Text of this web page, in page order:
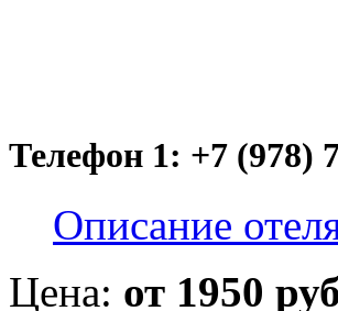
Телефон 1: +7 (978)
Описание
Цена: от 1950